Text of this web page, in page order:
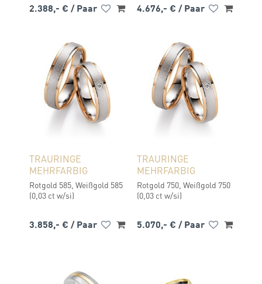
2.388,- € / Paar 4.676,- € / Paar
TRAURINGE
MEHRFARBIG
Rotgold 585, Weißgold 585
(0,03 ct w/si)
3.858,- € / Paar
TRAURINGE
MEHRFARBIG
Rotgold 750, Weißgold 750
(0,03 ct w/si)
5.070,- € / Paar